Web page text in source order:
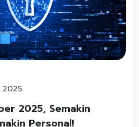
2025
2025, Semakin
Personal!